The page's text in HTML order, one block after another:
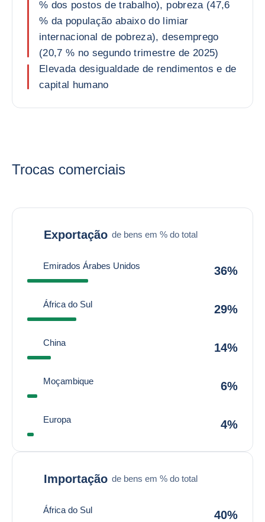
% dos postos de trabalho), pobreza (47,6
% da população abaixo do limiar
internacional de pobreza), desemprego
(20,7 % no segundo trimestre de 2025)
Elevada desigualdade de rendimentos e de
capital humano
Trocas comerciais
Exportação de bens em % do total
Emirados Árabes Unidos 36%
África do Sul 29%
China 14%
Moçambique 6%
Europa 4%
Importação de bens em % do total
África do Sul 40%